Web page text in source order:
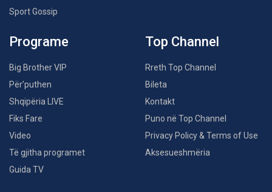
Sport Gossip
Programe
Big Brother VIP
Për’puthen
Shqipëria LIVE
Fiks Fare
Video
Të gjitha programet
Guida TV
Top Channel
Rreth Top Channel
Bileta
Kontakt
Puno në Top Channel
Privacy Policy & Terms of Use
Aksesueshmëria